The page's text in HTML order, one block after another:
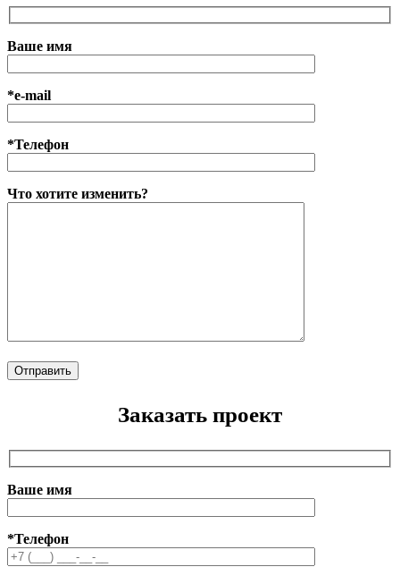
Ваше имя
*e-mail
*Телефон
Что хотите изменить?
Заказать проект
Ваше имя
*Телефон